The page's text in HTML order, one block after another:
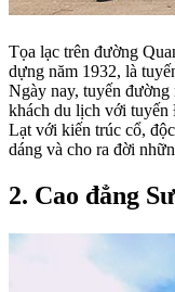
Tọa lạc trên đường
dựng năm 1932, là
Ngày nay, tuyến
khách du lịch với
Lạt với kiến trúc cổ,
dáng và cho ra đời
2. Cao đẳng